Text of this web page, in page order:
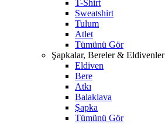
T-Shirt
Sweatshirt
Tulum
Atlet
Tümünü Gör
Şapkalar, Bereler & Eldivenler
Eldiven
Bere
Atkı
Balaklava
Şapka
Tümünü Gör